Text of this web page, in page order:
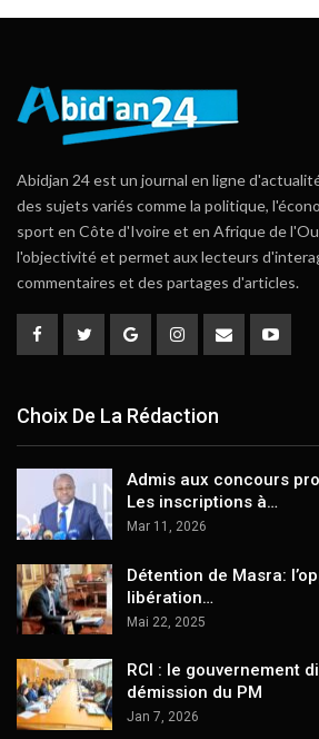
Abidjan 24 est un journal en ligne
des sujets variés comme la politique,
sport en Côte d'Ivoire et en Afrique de
l'objectivité et permet aux lecteurs
commentaires et des partages d'articles.
Choix De La Rédaction
Admis aux concours
Les inscriptions à…
Mar 11, 2026
Détention de Masra:
libération…
Mai 22, 2025
RCI : le gouvernement
démission du PM
Jan 7, 2026